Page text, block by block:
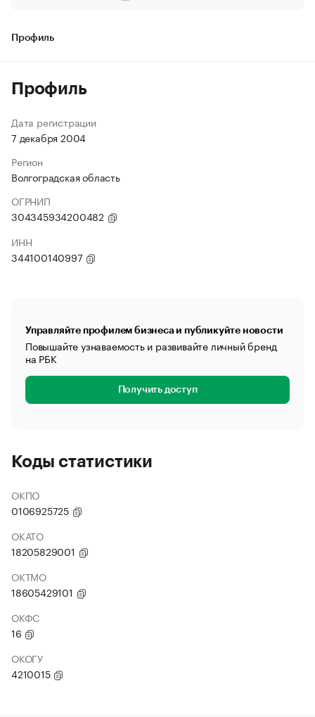
Профиль
Профиль
Дата регистрации
7 декабря 2004
Регион
Волгоградская область
ОГРНИП
304345934200482
ИНН
344100140997
Управляйте профилем бизнеса и публикуйте новости
Повышайте узнаваемость и развивайте личный бренд
на РБК
Получить доступ
Коды статистики
ОКПО
0106925725
ОКАТО
18205829001
ОКТМО
18605429101
ОКФС
16
ОКОГУ
4210015